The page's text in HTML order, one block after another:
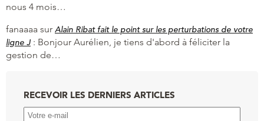
nous 4 mois…
fanaaaa sur Alain Ribat fait le point sur les perturbations de votre
ligne J : Bonjour Aurélien, je tiens d'abord à féliciter la
gestion de…
RECEVOIR LES DERNIERS ARTICLES